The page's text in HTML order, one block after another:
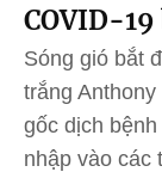
COVID-
Sóng gió bắt
trắng
gốc dịch
nhập vào các